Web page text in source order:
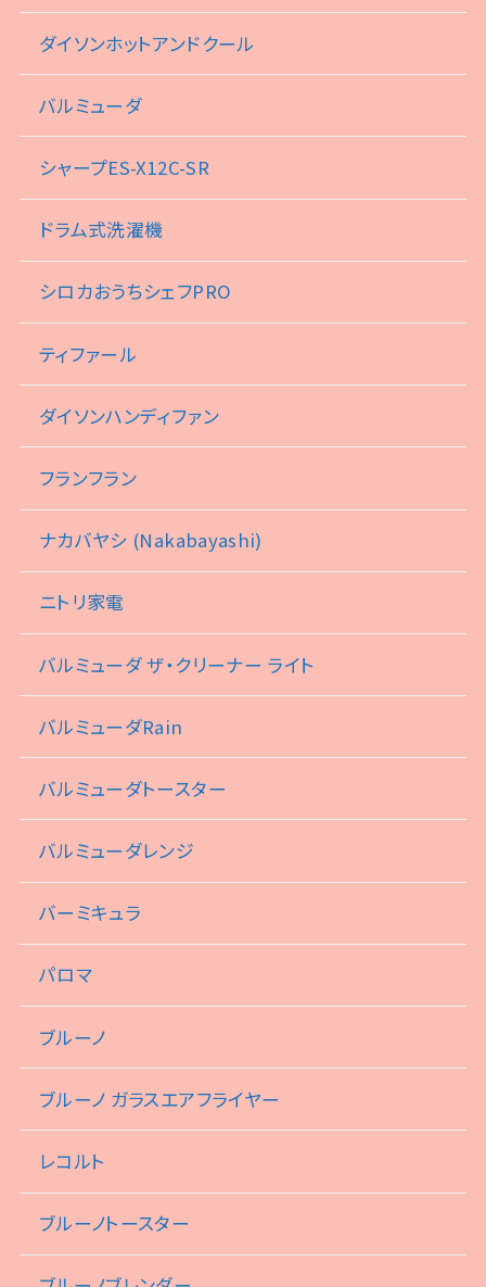
ダイソンホットアンドクール
バルミューダ
シャープES-X12C-SR
ドラム式洗濯機
シロカおうちシェフPRO
ティファール
ダイソンハンディファン
フランフラン
ナカバヤシ (Nakabayashi)
ニトリ家電
バルミューダ ザ・クリーナー ライト
バルミューダRain
バルミューダトースター
バルミューダレンジ
バーミキュラ
パロマ
ブルーノ
ブルーノ ガラスエアフライヤー
レコルト
ブルーノトースター